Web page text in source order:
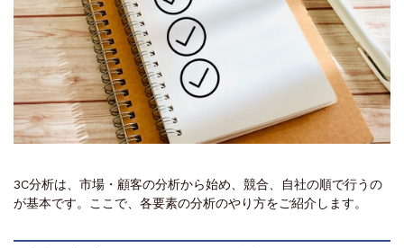
3C分析は、市場・顧客の分析から始め、競合、自社の順で行うの
が基本です。ここで、各要素の分析のやり方をご紹介します。